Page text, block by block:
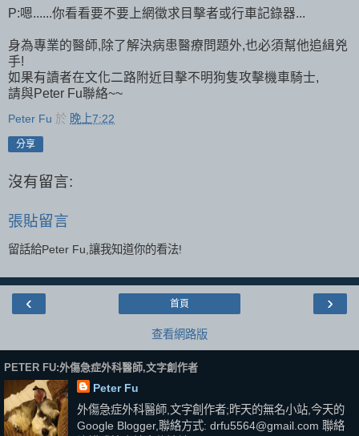
P:嗯......你看看要不要上網徵求目擊者或行車記錄器...
身為專業的醫師,除了解決病患醫療問題外,也必須幫他追緝兇
手!
如果有讀者在文化二路附近目擊不明狗隻攻擊機車騎士,
請與Peter Fu聯絡~~
Peter Fu 於 晚上7:22
分享
沒有留言:
張貼留言
留話給Peter Fu,讓我知道你的看法!
‹ ›
首頁
查看網路版
PETER FU:外傷急症外科醫師,文字創作者
Peter Fu
外傷急症外科醫師,文字創作者;昨天的無名小站,今天的
Google Blogger,聯絡方式: drfu5564@gmail.com 聯絡